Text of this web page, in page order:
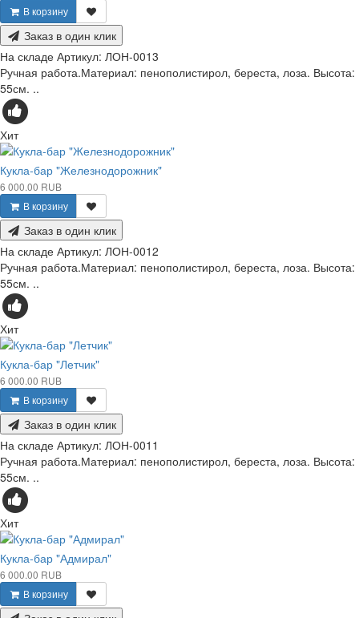
В корзину
Заказ в один клик
На складе Артикул: ЛОН-0013
Ручная работа.Материал: пенополистирол, береста, лоза. Высота:
55см. ..
Хит
Кукла-бар "Железнодорожник"
6 000.00 RUB
В корзину
Заказ в один клик
На складе Артикул: ЛОН-0012
Ручная работа.Материал: пенополистирол, береста, лоза. Высота:
55см. ..
Хит
Кукла-бар "Летчик"
6 000.00 RUB
В корзину
Заказ в один клик
На складе Артикул: ЛОН-0011
Ручная работа.Материал: пенополистирол, береста, лоза. Высота:
55см. ..
Хит
Кукла-бар "Адмирал"
6 000.00 RUB
В корзину